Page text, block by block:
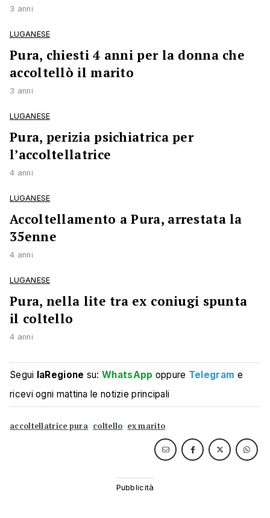
3 anni
LUGANESE
Pura, chiesti 4 anni per la donna che
accoltellò il marito
3 anni
LUGANESE
Pura, perizia psichiatrica per
l’accoltellatrice
4 anni
LUGANESE
Accoltellamento a Pura, arrestata la
35enne
4 anni
LUGANESE
Pura, nella lite tra ex coniugi spunta
il coltello
4 anni
Segui laRegione su:WhatsApp oppure Telegram e
ricevi ogni mattina le notizie principali
accoltellatrice pura coltello ex marito